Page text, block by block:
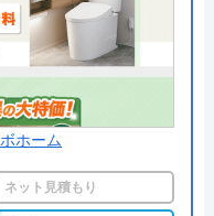
ホーム
ネット見積もり